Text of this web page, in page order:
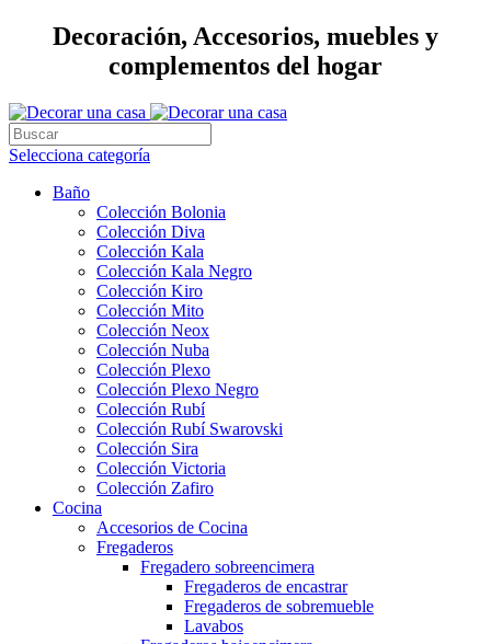
Decoración, Accesorios, muebles y
complementos del hogar
Selecciona categoría
Baño
Colección Bolonia
Colección Diva
Colección Kala
Colección Kala Negro
Colección Kiro
Colección Mito
Colección Neox
Colección Nuba
Colección Plexo
Colección Plexo Negro
Colección Rubí
Colección Rubí Swarovski
Colección Sira
Colección Victoria
Colección Zafiro
Cocina
Accesorios de Cocina
Fregaderos
Fregadero sobreencimera
Fregaderos de encastrar
Fregaderos de sobremueble
Lavabos